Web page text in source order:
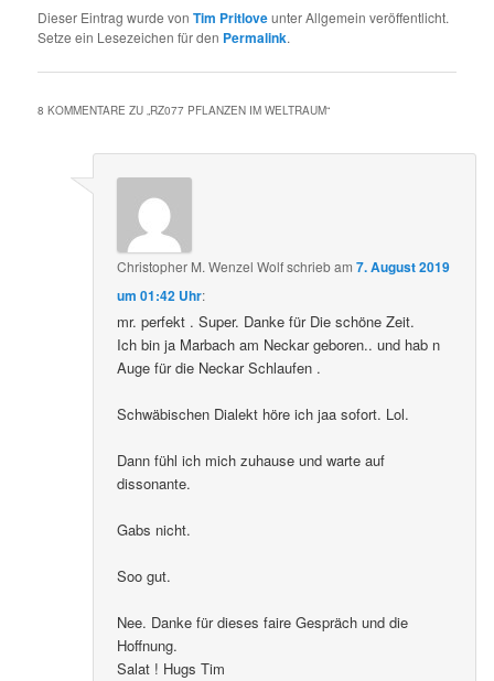
Dieser Eintrag wurde vonTim Pritloveunter Allgemein veröffentlicht.
Setze ein Lesezeichen für den Permalink.
8 KOMMENTARE ZU „ RZ077 PFLANZEN IM WELTRAUM“
Christopher M. Wenzel Wolfschriebam7. August 2019
um 01:42 Uhr:
mr. perfekt . Super. Danke für Die schöne Zeit.
Ich bin ja Marbach am Neckar geboren.. und hab n
Auge für die Neckar Schlaufen .
Schwäbischen Dialekt höre ich jaa sofort. Lol.
Dann fühl ich mich zuhause und warte auf
dissonante.
Gabs nicht.
Soo gut.
Nee. Danke für dieses faire Gespräch und die
Hoffnung.
Salat ! Hugs Tim